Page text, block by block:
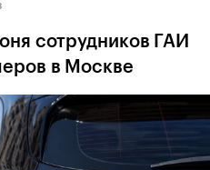
сотрудников ГАИ
в Москве